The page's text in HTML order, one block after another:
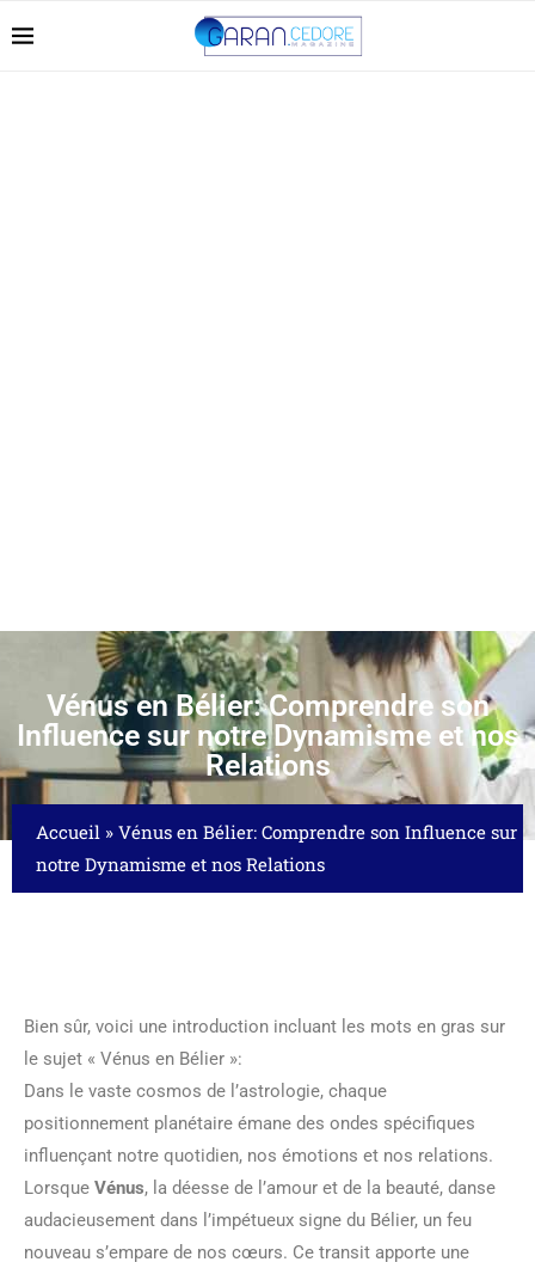
Vénus en Bélier: Comprendre son
Influence sur notre Dynamisme et nos
Relations
Accueil » Vénus en Bélier: Comprendre son Influence sur
notre Dynamisme et nos Relations
Bien sûr, voici une introduction incluant les mots en gras sur
le sujet « Vénus en Bélier »:
Dans le vaste cosmos de l’astrologie, chaque
positionnement planétaire émane des ondes spécifiques
influençant notre quotidien, nos émotions et nos relations.
Lorsque Vénus, la déesse de l’amour et de la beauté, danse
audacieusement dans l’impétueux signe du Bélier, un feu
nouveau s’empare de nos cœurs. Ce transit apporte une